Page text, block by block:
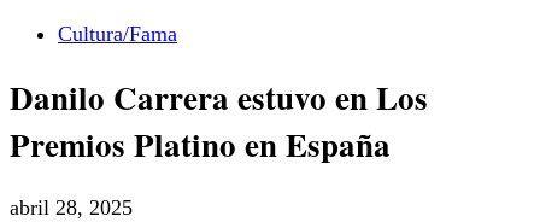
Cultura/Fama
Danilo Carrera estuvo en Los
Premios Platino en España
abril 28, 2025